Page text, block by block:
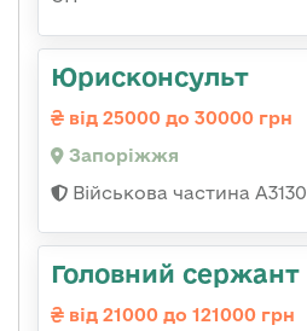
Юрисконсульт
від 25000 до 30000 грн
Запоріжжя
Військова частина А3130
Головний сержант
від 21000 до 121000 грн